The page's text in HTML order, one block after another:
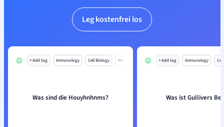
Leg kostenfrei los
+ Add tag Immunology Cell Biology Mo
Was sind die Houyhnhnms?
+ Add tag Immunology
Was ist Gullivers